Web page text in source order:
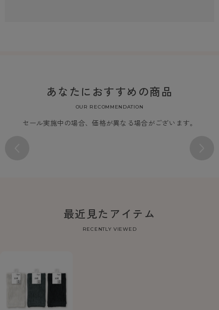
あなたにおすすめの商品
OUR RECOMMENDATION
セール実施中の場合、価格が異なる場合がございます。
最近見たアイテム
RECENTLY VIEWED